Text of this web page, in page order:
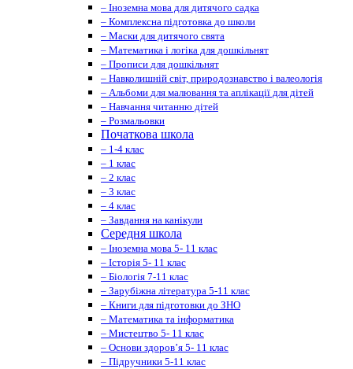
– Іноземна мова для дитячого садка
– Комплексна підготовка до школи
– Маски для дитячого свята
– Математика і логіка для дошкільнят
– Прописи для дошкільнят
– Навколишній світ, природознавство і валеологія
– Альбоми для малювання та аплікації для дітей
– Навчання читанню дітей
– Розмальовки
Початкова школа
– 1-4 клас
– 1 клас
– 2 клас
– 3 клас
– 4 клас
– Завдання на канікули
Середня школа
– Іноземна мова 5- 11 клас
– Історія 5- 11 клас
– Біологія 7-11 клас
– Зарубіжна література 5-11 клас
– Книги для підготовки до ЗНО
– Математика та інформатика
– Мистецтво 5- 11 клас
– Основи здоров’я 5- 11 клас
– Підручники 5-11 клас